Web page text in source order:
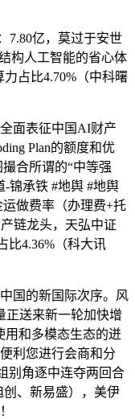
亿，莫过于安世
构人工智能的省心体
占比4.70%（中科曙
面表征中国AI财产
Plan的额度和优
合所谓的“中等强
-锦承铁 #地舆 #地舆
做费率（办理费+托
链龙头，天弘中证
比4.36%（科大讯
国的新国际次序。风
正送来新一轮加快增
用和多模态生态的迸
利您进行会商和分
别角逐中连夺两回合
创、新易盛），美伊